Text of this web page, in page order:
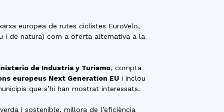
europea de rutes ciclistes EuroVelo,
i de natura) com a oferta alternativa a la
de Industria y Turismo, compta
europeus Next Generation EU i inclou
que s’hi han mostrat interessats.
i sostenible, millora de l’eficiència